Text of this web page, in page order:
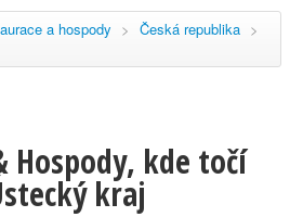
a hospody > Česká republika >
Hospody, kde točí
kraj